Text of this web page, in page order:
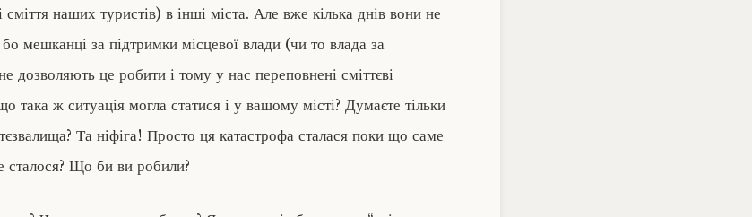
сміття наших туристів) в інші міста. Але вже кілька днів вони не
мешканці за підтримки місцевої влади (чи то влада за
дозволяють це робити і тому у нас переповнені сміттєві
ж ситуація могла статися і у вашому місті? Думаєте тільки
Та ніфіга! Просто ця катастрофа сталася поки що саме
сталося? Що би ви робили?